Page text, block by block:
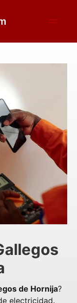
de Hornija?
electricidad.